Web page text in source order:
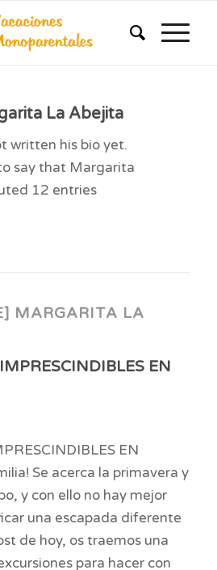
La Abejita
written his bio yet.
say that Margarita
12 entries
MARGARITA LA
EN
EN
Se acerca la primavera y
y con ello no hay mejor
una escapada diferente
de hoy, os traemos una
para hacer con